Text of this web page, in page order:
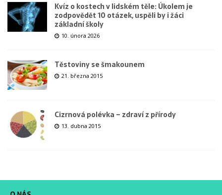
Kvíz o kostech v lidském těle: Úkolem je
zodpovědět 10 otázek, uspěli by i žáci
základní školy
10. února 2026
Těstoviny se šmakounem
21. března 2015
Cizrnová polévka – zdraví z přírody
13. dubna 2015